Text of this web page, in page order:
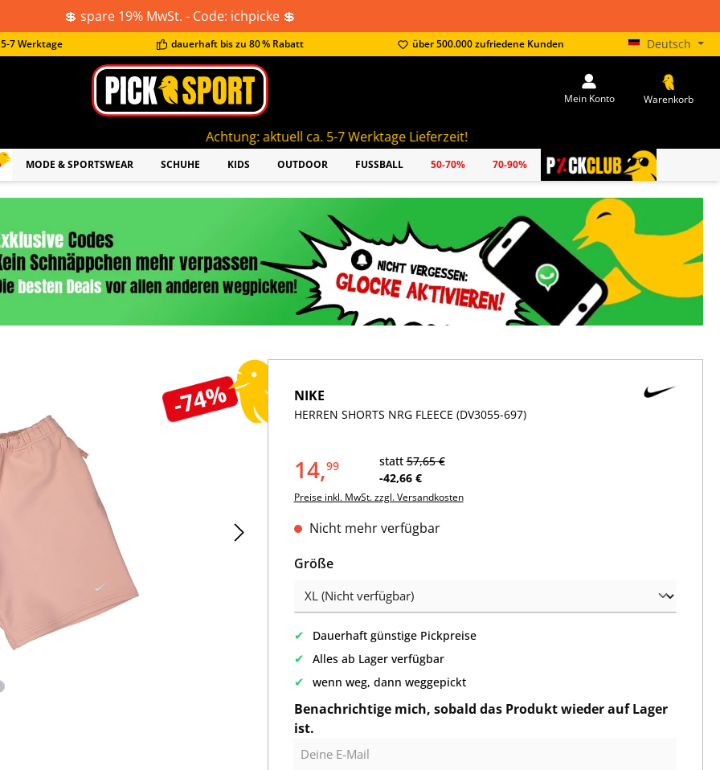
💲 spare 19% MwSt. - Code: ichpicke 💲
7 Werktage dauerhaft bis zu 80 % Rabatt über 500.000 zufriedene Kunden Deutsch
Achtung: aktuell ca. 5-7 Werktage Lieferzeit!
Mein Konto Warenkorb
MODE & SPORTSWEAR SCHUHE KIDS OUTDOOR FUSSBALL 50-70% 70-90% PICKCLUB
-74%
NIKE
HERREN SHORTS NRG FLEECE (DV3055-697)
14,99 statt57,65 €
-42,66 €
Preise inkl. MwSt. zzgl. Versandkosten
Nicht mehr verfügbar
Größeauswählen
✔ Dauerhaft günstige Pickpreise
✔ Alles ab Lager verfügbar
✔ wenn weg, dann weggepickt
Benachrichtige mich, sobald das Produkt wieder auf Lager
ist.